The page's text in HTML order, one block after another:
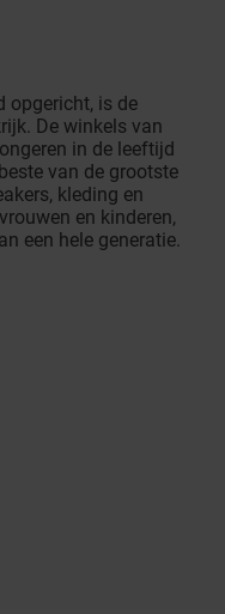
opgericht, is de
De winkels van
in de leeftijd
van de grootste
kleding en
en kinderen,
een hele generatie.